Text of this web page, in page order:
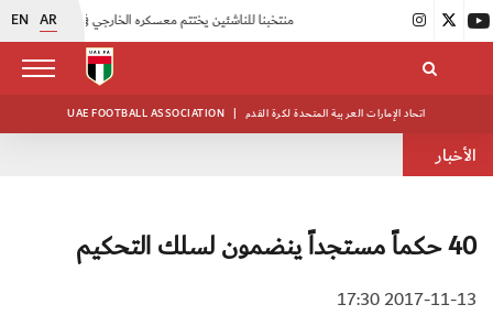
EN AR
اتحاد الكرة يُنظم ورشة عمل للمراقبين المعتمدين |
UAE FOOTBALL ASSOCIATION | اتحاد الإمارات العربية المتحدة لكرة القدم
الأخبار
40 حكماً مستجداً ينضمون لسلك التحكيم
2017-11-13 17:30